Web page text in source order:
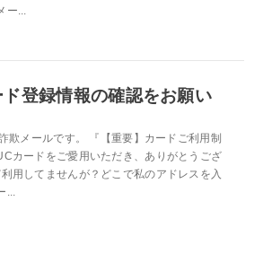
ー...
ド登録情報の確認をお願い
欺メールです。 『【重要】カードご利用制
カードをご愛用いただき、ありがとうござ
用してませんが？どこで私のアドレスを入